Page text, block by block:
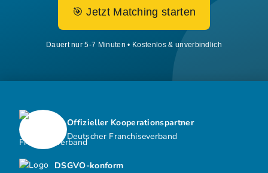
🎯 Jetzt Matching starten
Dauert nur 5-7 Minuten • Kostenlos & unverbindlich
DSGVO-konform
Offizieller Kooperationspartner
Deutscher Franchiseverband